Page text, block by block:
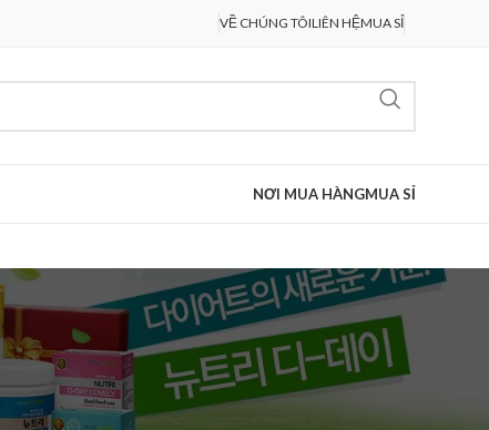
VỀ CHÚNG TÔILIÊN HỆMUA SỈ
NƠI MUA HÀNGMUA SỈ